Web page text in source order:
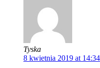
Tyska
8 kwietnia 2019 at 14:34